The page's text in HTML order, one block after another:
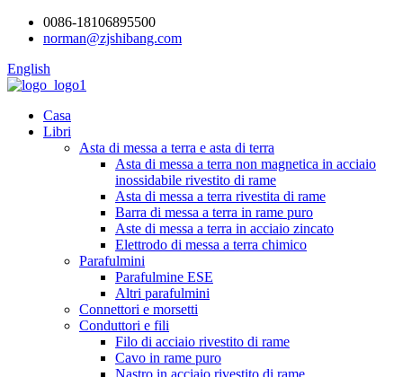
0086-18106895500
norman@zjshibang.com
English
Casa
Libri
Asta di messa a terra e asta di terra
Asta di messa a terra non magnetica in acciaio
inossidabile rivestito di rame
Asta di messa a terra rivestita di rame
Barra di messa a terra in rame puro
Aste di messa a terra in acciaio zincato
Elettrodo di messa a terra chimico
Parafulmini
Parafulmine ESE
Altri parafulmini
Connettori e morsetti
Conduttori e fili
Filo di acciaio rivestito di rame
Cavo in rame puro
Nastro in acciaio rivestito di rame